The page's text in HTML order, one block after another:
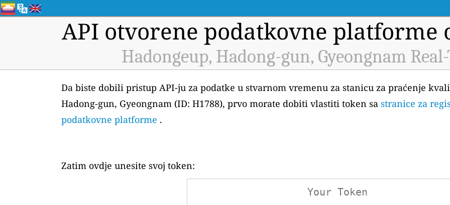
API otvorene podatkovne platforme
Hadongeup, Hadong-gun, Gyeongnam
Da biste dobili pristup API-ju za podatke u stvarnom vremenu za stanicu za praćenje
Hadong-gun, Gyeongnam (ID: H1788), prvo morate dobiti vlastiti token sa stranice za
podatkovne platforme .
Zatim ovdje unesite svoj token: